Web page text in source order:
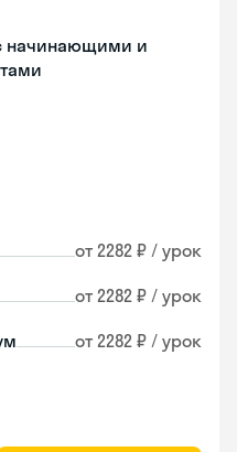
начинающими и
от 2282 ₽ / урок
от 2282 ₽ / урок
от 2282 ₽ / урок